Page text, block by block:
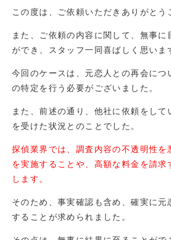
この度は、ご依頼いただきありがとう
また、ご依頼の内容に関して、無事に
ができ、スタッフ一同喜ばしく思いま
今回のケースは、元恋人との再会につ
の特定を行う必要がございました。
また、前述の通り、他社に依頼をして
を受けた状況とのことでした。
探偵業界では、調査内容の不透明性を
を実施することや、高額な料金を請求
します。
そのため、事実確認も含め、確実に元
することが求められました。